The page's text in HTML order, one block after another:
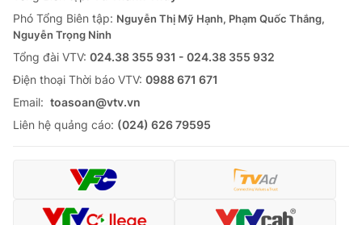
Phó Tổng Biên tập: Nguyễn Thị Mỹ Hạnh, Phạm Quốc Thắng,
Nguyễn Trọng Ninh
Tổng đài VTV: 024.38 355 931 - 024.38 355 932
Ðiện thoại Thời báo VTV: 0988 671 671
Email: toasoan@vtv.vn
Liên hệ quảng cáo: (024) 626 79595